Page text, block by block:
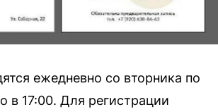
ежедневно со вторника по
в 17:00. Для регистрации